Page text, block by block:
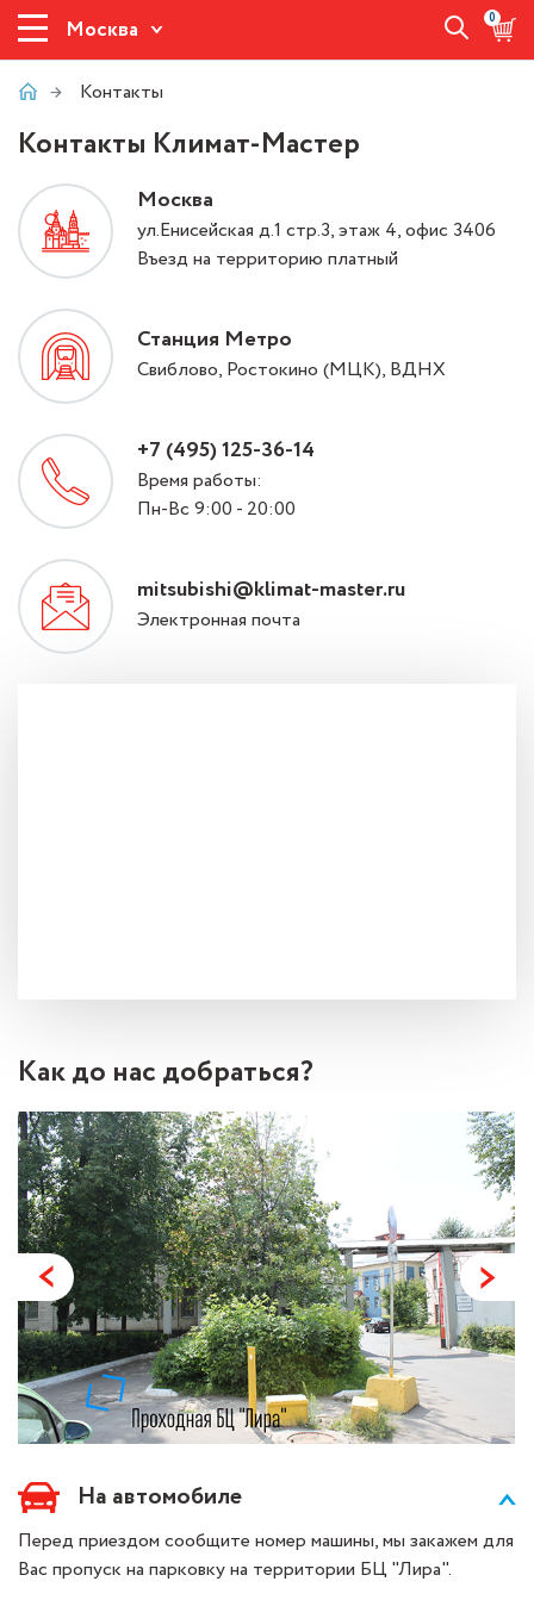
Москва 0
Контакты
Контакты Климат-Мастер
Москва
ул.Енисейская д.1 стр.3, этаж 4, офис 3406
Въезд на территорию платный
Станция Метро
Свиблово, Ростокино (МЦК), ВДНХ
+7 (495) 125-36-14
Время работы:
Пн-Вс 9:00 - 20:00
mitsubishi@klimat-master.ru
Электронная почта
Как до нас добраться?
На автомобиле
Перед приездом сообщите номер машины, мы закажем для
Вас пропуск на парковку на территории БЦ "Лира".